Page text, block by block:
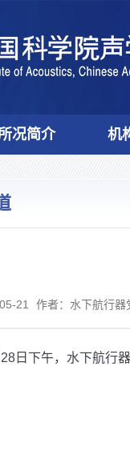
况简介 机
21 作者：水下航行器
28 日下午，水下航行